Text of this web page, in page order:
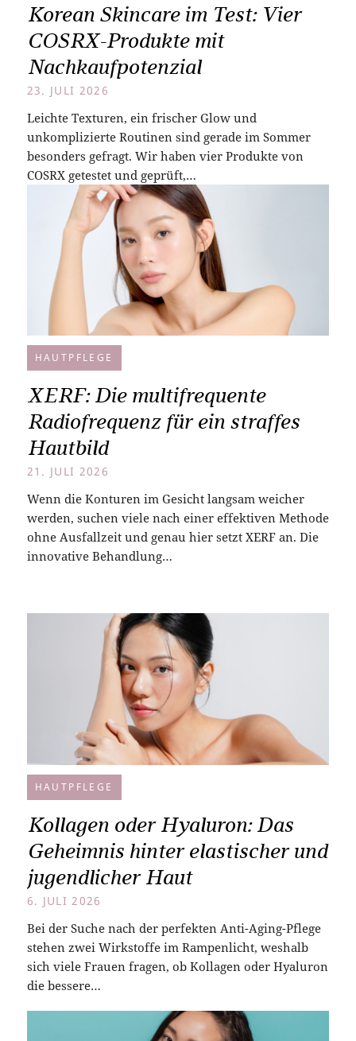
Korean Skincare im Test: Vier
COSRX-Produkte mit
Nachkaufpotenzial
23. JULI 2026
Leichte Texturen, ein frischer Glow und
unkomplizierte Routinen sind gerade im Sommer
besonders gefragt. Wir haben vier Produkte von
COSRX getestet und geprüft,…
HAUTPFLEGE
XERF: Die multifrequente
Radiofrequenz für ein straffes
Hautbild
21. JULI 2026
Wenn die Konturen im Gesicht langsam weicher
werden, suchen viele nach einer effektiven Methode
ohne Ausfallzeit und genau hier setzt XERF an. Die
innovative Behandlung…
HAUTPFLEGE
Kollagen oder Hyaluron: Das
Geheimnis hinter elastischer und
jugendlicher Haut
6. JULI 2026
Bei der Suche nach der perfekten Anti-Aging-Pflege
stehen zwei Wirkstoffe im Rampenlicht, weshalb
sich viele Frauen fragen, ob Kollagen oder Hyaluron
die bessere…